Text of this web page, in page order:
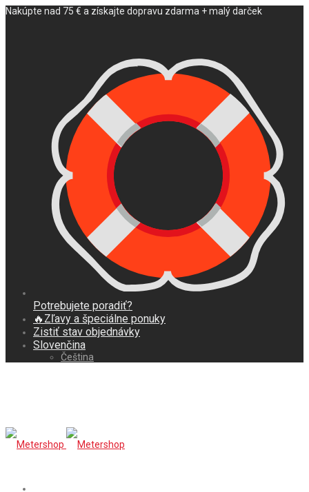
Nakúpte nad 75 € a získajte dopravu zdarma + malý darček
Potrebujete poradiť?
🔥Zľavy a špeciálne ponuky
Zistiť stav objednávky
Slovenčina
Čeština